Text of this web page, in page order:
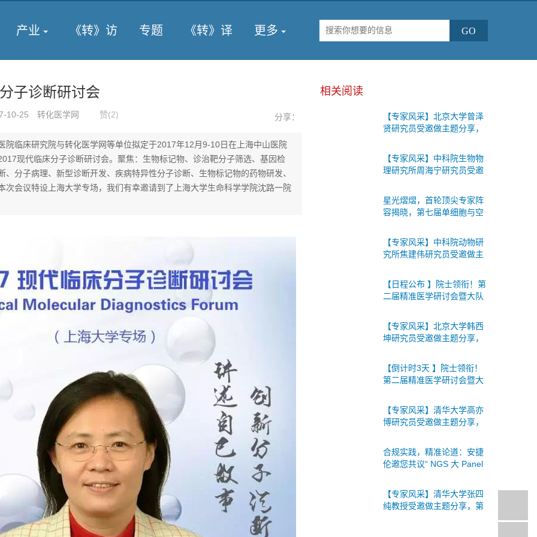
产业 《转》访 专题 《转》译 更多
子诊断研讨会
10-25 转化医学网 赞(2) 分享：
院临床研究院与转化医学网等单位拟定于2017年12月9-10日在上海中山医院
现代临床分子诊断研讨会。聚焦：生物标记物、诊治靶分子筛选、基因检
、分子病理、新型诊断开发、疾病特异性分子诊断、生物标记物的药物研发、
次会议特设上海大学专场，我们有幸邀请到了上海大学生命科学学院沈路一院
相关阅读
【专家风采】北京大学曾泽
贤研究员受邀做主题分享，
坛将于2026年9月18-19日在
北京召开！
【专家风采】中科院生物物
理研究所周海宁研究员受邀
与空间组学论坛将于2026年
9月18-19日在北京召开！
星光熠熠，首轮顶尖专家阵
容揭晓，第七届单细胞与空
18-19日在北京召开！
【专家风采】中科院动物研
究所焦建伟研究员受邀做主
间组学论坛将于2026年9月
18-19日在北京召开！
【日程公布 】院士领衔！第
二届精准医学研讨会暨大队
8月1日上海召开，诚邀您的
参与！
【专家风采】北京大学韩西
坤研究员受邀做主题分享，
坛将于2026年9月18-19日在
北京召开！
【倒计时3天 】院士领衔！
第二届精准医学研讨会暨大
于8月1日上海召开，诚邀您
的参与！
【专家风采】清华大学高亦
博研究员受邀做主题分享，
坛将于2026年9月18-19日在
北京召开！
合规实践，精准论道：安捷
伦邀您共议“ NGS 大 Panel
【专家风采】清华大学张四
纯教授受邀做主题分享，第